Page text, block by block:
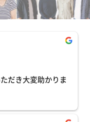
だき大変助かりま